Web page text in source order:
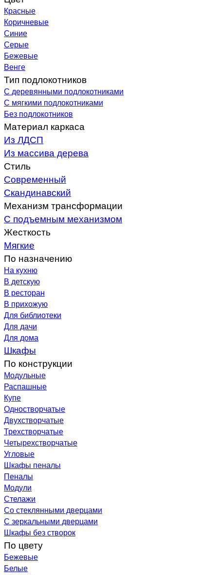
Красные
Коричневые
Синие
Серые
Бежевые
Венге
Тип подлокотников
С деревянными подлокотниками
С мягкими подлокотниками
Без подлокотников
Материал каркаса
Из ЛДСП
Из массива дерева
Стиль
Современный
Скандинавский
Механизм трансформации
С подъемным механизмом
Жесткость
Мягкие
По назначению
На кухню
В детскую
В ресторан
В прихожую
Для библиотеки
Для дачи
Для дома
Шкафы
По конструкции
Модульные
Распашные
Купе
Одностворчатые
Двухстворчатые
Трехстворчатые
Четырехстворчатые
Угловые
Шкафы пеналы
Пеналы
Модули
Стелажи
Со стеклянными дверцами
С зеркальными дверцами
Шкафы без створок
По цвету
Бежевые
Белые